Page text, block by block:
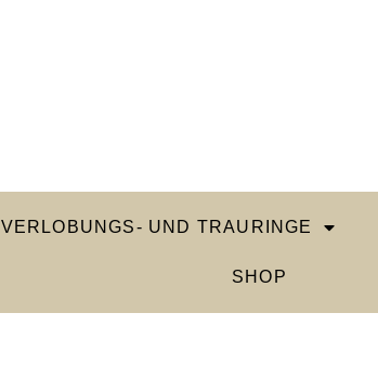
VERLOBUNGS- UND TRAURINGE
SHOP